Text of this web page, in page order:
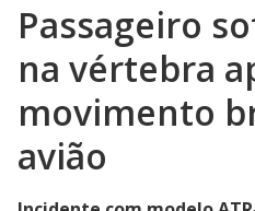
Passageiro
na vértebra
movimento
avião